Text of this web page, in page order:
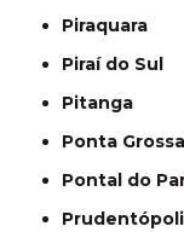
Piraquara
Piraí do Sul
Pitanga
Ponta Grossa
Pontal do